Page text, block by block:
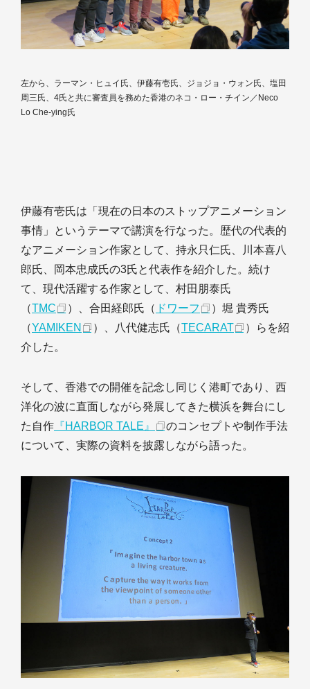
左から、ラーマン・ヒュイ氏、伊藤有壱氏、ジョジョ・ウォン氏、塩田
周三氏、4氏と共に審査員を務めた香港のネコ・ロー・チイン／Neco
Lo Che-ying氏
伊藤有壱氏は「現在の日本のストップアニメーション
事情」というテーマで講演を行なった。歴代の代表的
なアニメーション作家として、持永只仁氏、川本喜八
郎氏、岡本忠成氏の3氏と代表作を紹介した。続け
て、現代活躍する作家として、村田朋泰氏
（TMC ）、合田経郎氏（ ドワーフ
）堀 貴秀氏
（YAMIKEN ）、八代健志氏（TECARAT
）らを紹
介した。
そして、香港での開催を記念し同じく港町であり、西
洋化の波に直面しながら発展してきた横浜を舞台にし
た自作 『HARBOR TALE』
のコンセプトや制作手法
について、実際の資料を披露しながら語った。